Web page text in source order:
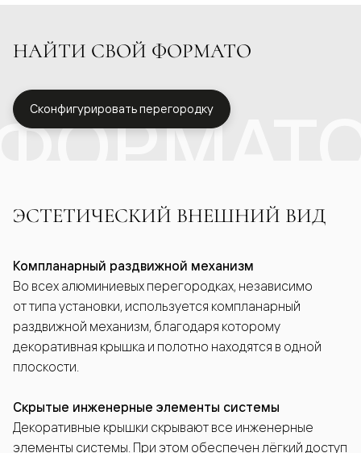
НАЙТИ СВОЙ ФОРМАТО
Сконфигурировать перегородку
ЭСТЕТИЧЕСКИЙ ВНЕШНИЙ ВИД
Компланарный раздвижной механизм
Во всех алюминиевых перегородках, независимо
от типа установки, используется компланарный
раздвижной механизм, благодаря которому
декоративная крышка и полотно находятся в одной
плоскости.
Скрытые инженерные элементы системы
Декоративные крышки скрывают все инженерные
элементы системы. При этом обеспечен лёгкий доступ